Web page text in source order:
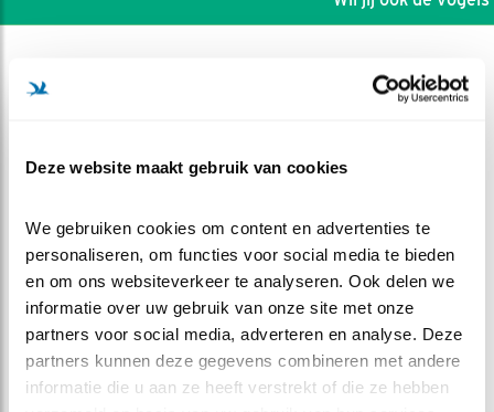
Deze website maakt gebruik van cookies
We gebruiken cookies om content en advertenties te
personaliseren, om functies voor social media te bieden
en om ons websiteverkeer te analyseren. Ook delen we
informatie over uw gebruik van onze site met onze
partners voor social media, adverteren en analyse. Deze
partners kunnen deze gegevens combineren met andere
informatie die u aan ze heeft verstrekt of die ze hebben
DEEL DIT FILMPJE